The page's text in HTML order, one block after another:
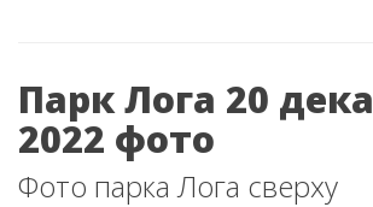
Парк Лога 20
2022 фото
Фото парка Лога сверху